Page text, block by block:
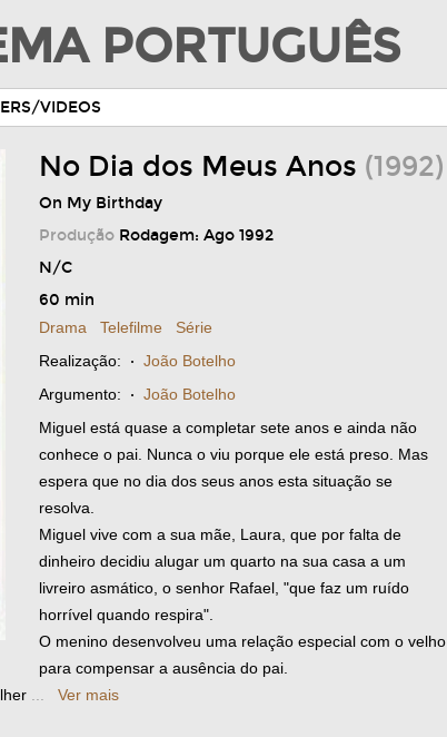
PORTUGUÊS
VIDEOS
No Dia dos Meus Anos (1992)
On My Birthday
Produção Rodagem: Ago 1992
N/C
60 min
Drama Telefilme
Série
Realização: · João Botelho
Argumento: · João Botelho
Miguel está quase a completar sete anos e ainda não
conhece o pai. Nunca o viu porque ele está preso. Mas
espera que no dia dos seus anos esta situação se
resolva.
Miguel vive com a sua mãe, Laura, que por falta de
dinheiro decidiu alugar um quarto na sua casa a um
livreiro asmático, o senhor Rafael, "que faz um ruído
horrível quando respira".
O menino desenvolveu uma relação especial com o velho
para compensar a ausência do pai.
Ver mais